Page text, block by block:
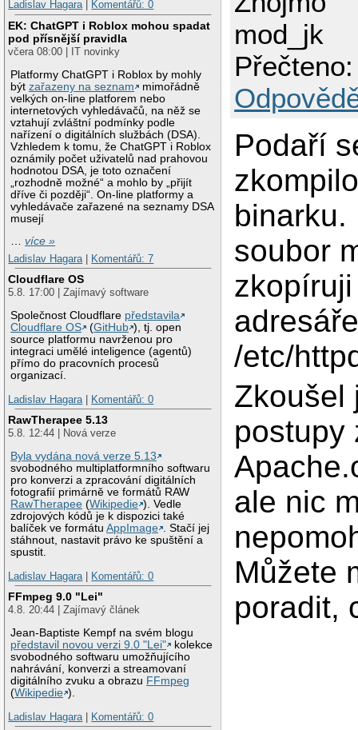
Ladislav Hagara| Komentářů: 0
EK: ChatGPT i Roblox mohou spadat
pod přísnější pravidla
včera 08:00 | IT novinky
Platformy ChatGPT i Roblox by mohly
býtzařazeny na seznam
mimořádně
velkých on-line platforem nebo
internetových vyhledávačů, na něž se
vztahují zvláštní podmínky podle
nařízení o digitálních službách (DSA).
Vzhledem k tomu, že ChatGPT i Roblox
oznámily počet uživatelů nad prahovou
hodnotou DSA, je toto označení
„rozhodně možné“ a mohlo by „přijít
dříve či později“. On-line platformy a
vyhledávače zařazené na seznamy DSA
musejí
…více »
Ladislav Hagara
Komentářů: 7
Cloudflare OS
5.8. 17:00 | Zajímavý software
Společnost Cloudflare představila
Cloudflare OS
(GitHub ), tj. open
source platformu navrženou pro
integraci umělé inteligence (agentů)
přímo do pracovních procesů
organizací.
Ladislav Hagara
Komentářů: 0
RawTherapee 5.13
5.8. 12:44 | Nová verze
Byla vydána nová verze 5.13
svobodného multiplatformního softwaru
pro konverzi a zpracování digitálních
fotografií primárně ve formátů RAW
RawTherapee (Wikipedie ). Vedle
zdrojových kódů je k dispozici také
balíček ve formátuAppImage . Stačí jej
stáhnout, nastavit právo ke spuštění a
spustit.
Ladislav Hagara
Komentářů: 0
FFmpeg 9.0 "Lei"
4.8. 20:44 | Zajímavý článek
Jean-Baptiste Kempf na svém blogu
představil novou verzi 9.0 "Lei"
kolekce
svobodného softwaru umožňujícího
nahrávání, konverzi a streamovaní
digitálního zvuku a obrazu FFmpeg
(Wikipedie ).
Ladislav Hagara | Komentářů: 0
mod_jk
Podaří
binarku.
soubor
/etc/
Zkoušel
postupy
ale nic
Můžete
poradit,